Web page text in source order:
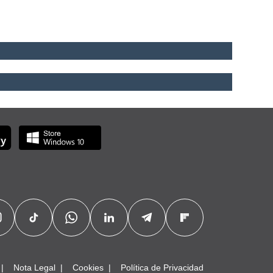
Nota Legal Cookies Política de Privacidad